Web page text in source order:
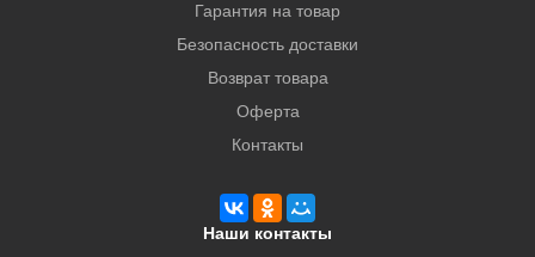
Гарантия на товар
Безопасность доставки
Возврат товара
Оферта
Контакты
Наши контакты